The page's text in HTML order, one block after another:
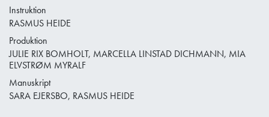
Instruktion
RASMUS HEIDE
Produktion
JULIE RIX BOMHOLT, MARCELLA LINSTAD DICHMANN, MIA
ELVSTRØM MYRALF
Manuskript
SARA EJERSBO, RASMUS HEIDE